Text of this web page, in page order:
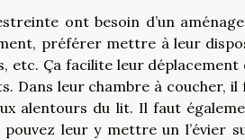
ont besoin d’un
préférer mettre à leur
etc. Ça facilite leur
Dans leur chambre à coucher, il
alentours du lit. Il faut
leur y mettre un l’évier